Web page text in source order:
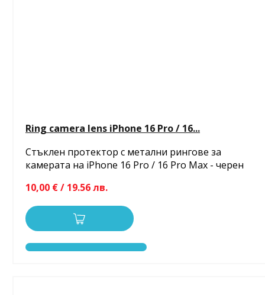
Ring camera lens iPhone 16 Pro / 16...
Стъклен протектор с метални рингове за
камерата на iPhone 16 Pro / 16 Pro Max - черен
10,00 € / 19.56 лв.